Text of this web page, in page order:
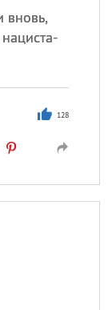
вновь,
128